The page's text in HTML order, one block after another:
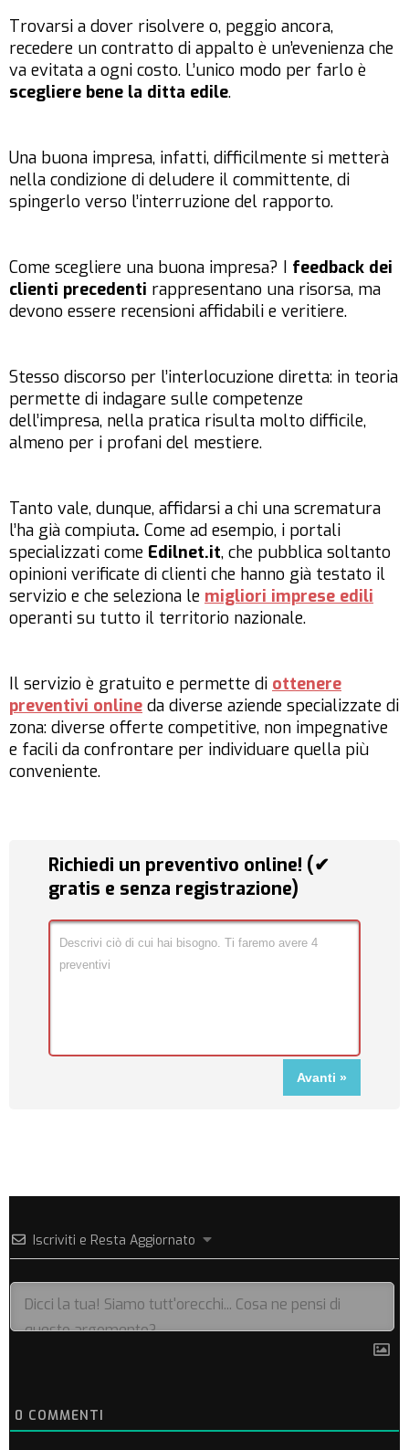
Trovarsi a dover risolvere o, peggio ancora,
recedere un contratto di appalto è un’evenienza che
va evitata a ogni costo. L’unico modo per farlo è
scegliere bene la ditta edile.
Una buona impresa, infatti, difficilmente si metterà
nella condizione di deludere il committente, di
spingerlo verso l’interruzione del rapporto.
Come scegliere una buona impresa? I feedback dei
clienti precedenti rappresentano una risorsa, ma
devono essere recensioni affidabili e veritiere.
Stesso discorso per l’interlocuzione diretta: in teoria
permette di indagare sulle competenze
dell’impresa, nella pratica risulta molto difficile,
almeno per i profani del mestiere.
Tanto vale, dunque, affidarsi a chi una scrematura
l’ha già compiuta. Come ad esempio, i portali
specializzati come Edilnet.it, che pubblica soltanto
opinioni verificate di clienti che hanno già testato il
servizio e che seleziona le migliori imprese edili
operanti su tutto il territorio nazionale.
Il servizio è gratuito e permette di ottenere
preventivi online da diverse aziende specializzate di
zona: diverse offerte competitive, non impegnative
e facili da confrontare per individuare quella più
conveniente.
Richiedi un preventivo online! (✔
gratis e senza registrazione)
Iscriviti e Resta Aggiornato
0 COMMENTI